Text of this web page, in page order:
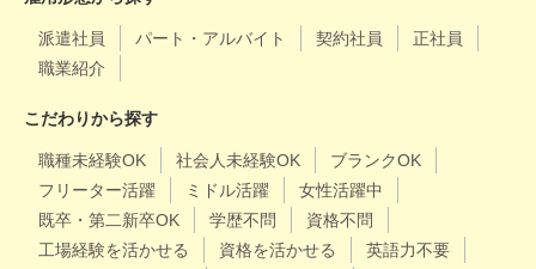
派遣社員 パート・アルバイト 契約社員
正社員
職業紹介
こだわりから探す
職種未経験OK 社会人未経験OK
ブランクOK
フリーター活躍
ミドル活躍
女性活躍中
既卒・第二新卒OK
学歴不問
資格不問
工場経験を活かせる
資格を活かせる
英語力不要